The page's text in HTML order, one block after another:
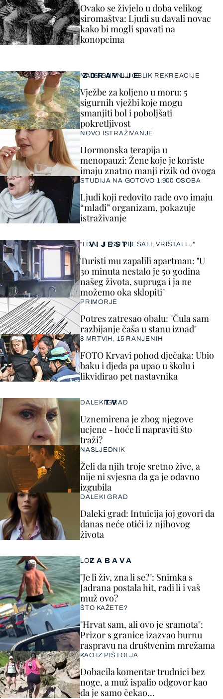
VIJESTI
"I DALJE SU PLESALI, VRIŠTALI..."
Turisti mu zapalili apartman: "U
30 minuta nestalo je 50 godina
našeg života, supruga i ja ne
možemo oka sklopiti"
PRIMORJE
Potres zatresao obalu: "Čula sam
razbijanje čaša u stanu iznad"
8 MRTVIH, 15 RANJENIH
FOTO Krvavi pohod dječaka: Ubio
baku i djeda pa upao u školu i
likvidirao pet nastavnika
ZDRAVLJE
NAJSIGURNIJI OBLIK REKREACIJE
Vježbe za koljeno u moru: 5
sigurnih vježbi koje mogu
smanjiti bol i poboljšati
pokretljivost
NOVO ISTRAŽIVANJE
Hormonska terapija u
menopauzi: Žene koje je koriste
imaju znatno manji rizik od ovoga
STUDIJA NA GOTOVO 1.900 OSOBA
Ljudi koji redovito rade ovo imaju
“mlađi” organizam, pokazuje
istraživanje
ZABAVA
LOL
"Je li živ, zna li se?": Snimka s
Jadrana postala hit, radi li i vaš
muž ovo?
ŠTO KAŽETE?
"Hrvat sam, ali ovo je sramota":
Prizor s granice izazvao burnu
raspravu na društvenim mrežama
KAO IZ PIŠTOLJA
Dobacila komentar trudnici bez
noge, a muž ispalio odgovor kao
da je samo čekao…
TV
DALEKI GRAD
Uznemirena je zbog njegove
ucjene - hoće li napraviti što
traži?
NASLJEDNIK
Želi da njih troje sretno žive, a
nije ni svjesna da ga je odavno
izgubila
DALEKI GRAD
Daleki grad: Intuicija joj govori da
danas neće otići iz njihovog
života
Ovako se živjelo u doba velikog
siromaštva: Ljudi su davali novac
kako bi mogli spavati na
konopcima